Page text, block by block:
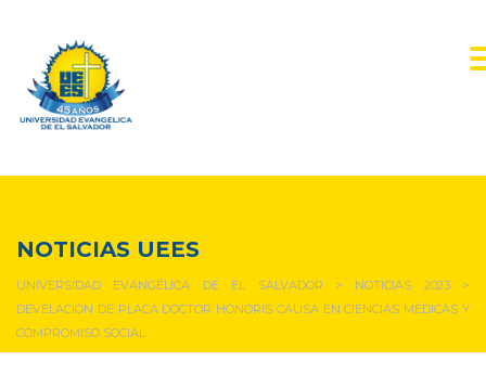
NOTICIAS UEES
UNIVERSIDAD EVANGÉLICA DE EL SALVADOR > NOTICIAS 2023>
DEVELACIÓN DE PLACA DOCTOR HONORIS CAUSA EN CIENCIAS MÉDICAS Y
COMPROMISO SOCIAL